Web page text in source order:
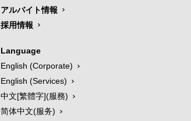
アルバイト情報
採用情報
Language
English (Corporate)
English (Services)
中文[繁體字](服務)
简体中文(服务)